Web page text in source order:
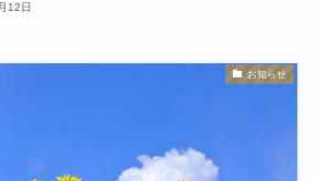
12日
お知らせ